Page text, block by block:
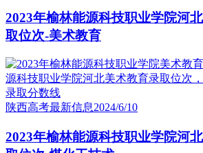
2023年榆林能源科技职业学院河
取位次-美术教育
陕西高考最新信息2024/6/10
2023年榆林能源科技职业学院河